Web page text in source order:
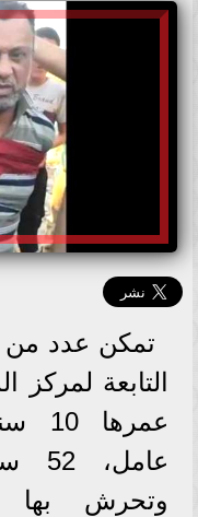
تمكن عدد من
التابعة
وتحرش بها